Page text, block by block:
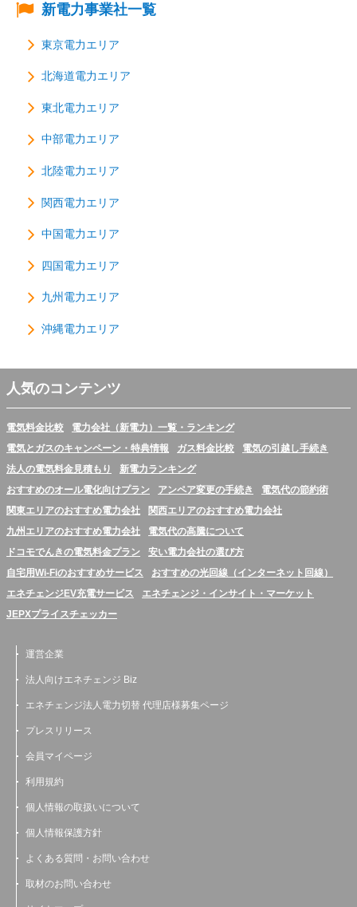
新電力事業社一覧
東京電力エリア
北海道電力エリア
東北電力エリア
中部電力エリア
北陸電力エリア
関西電力エリア
中国電力エリア
四国電力エリア
九州電力エリア
沖縄電力エリア
人気のコンテンツ
電気料金比較
電力会社（新電力）一覧・ランキング
電気とガスのキャンペーン・特典情報
ガス料金比較
電気の引越し手続き
法人の電気料金見積もり
新電力ランキング
おすすめのオール電化向けプラン
アンペア変更の手続き
電気代の節約術
関東エリアのおすすめ電力会社
関西エリアのおすすめ電力会社
九州エリアのおすすめ電力会社
電気代の高騰について
ドコモでんきの電気料金プラン
安い電力会社の選び方
自宅用Wi-Fiのおすすめサービス
おすすめの光回線（インターネット回線）
エネチェンジEV充電サービス
エネチェンジ・インサイト・マーケット
JEPXプライスチェッカー
運営企業
法人向けエネチェンジ Biz
エネチェンジ法人電力切替 代理店様募集ページ
プレスリリース
会員マイページ
利用規約
個人情報の取扱いについて
個人情報保護方針
よくある質問・お問い合わせ
取材のお問い合わせ